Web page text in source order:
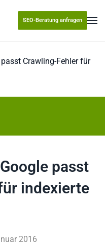
SEO-Beratung anfragen
Crawling-Fehler für
passt
indexierte
2016